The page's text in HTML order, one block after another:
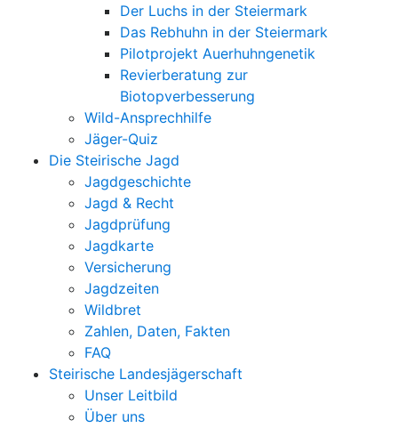
Der Luchs in der Steiermark
Das Rebhuhn in der Steiermark
Pilotprojekt Auerhuhngenetik
Revierberatung zur
Biotopverbesserung
Wild-Ansprechhilfe
Jäger-Quiz
Die Steirische Jagd
Jagdgeschichte
Jagd & Recht
Jagdprüfung
Jagdkarte
Versicherung
Jagdzeiten
Wildbret
Zahlen, Daten, Fakten
FAQ
Steirische Landesjägerschaft
Unser Leitbild
Über uns